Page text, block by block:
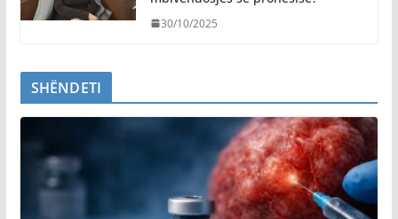
30/10/2025
SHËNDETI